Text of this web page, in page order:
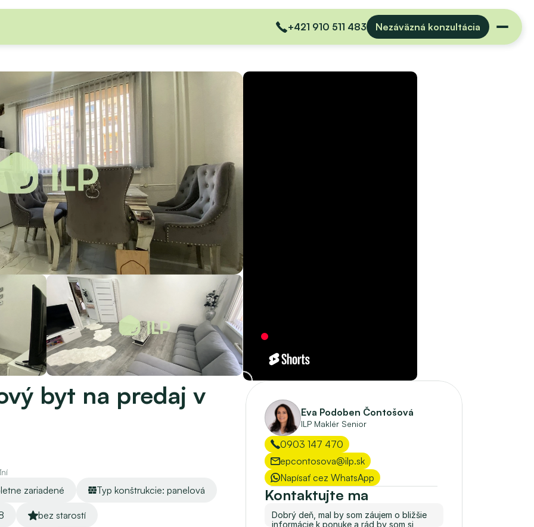
+421 910 511 483 Nezáväzná konzultácia
byt na predaj v
zariadené Typ konštrukcie: panelová
bez starostí
Eva Podoben Čontošová
ILP Maklér Senior
0903 147 470
epcontosova@ilp.sk
Napísať cez WhatsApp
Kontaktujte ma